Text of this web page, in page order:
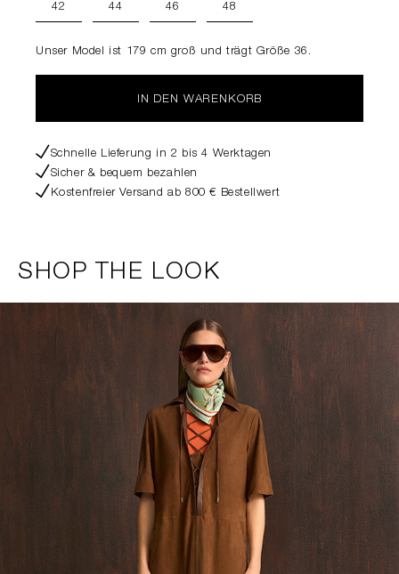
42 44 46 48
Unser Model ist 179 cm groß und trägt Größe 36.
IN DEN WARENKORB
Schnelle Lieferung in 2 bis 4 Werktagen
Sicher & bequem bezahlen
Kostenfreier Versand ab 800 € Bestellwert
SHOP THE LOOK